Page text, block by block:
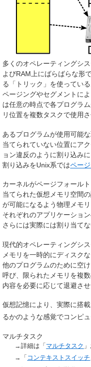
多くのオペレーティングシ
よびRAM上にばらばらな形
る「トリック」を使ってい
ページングやセグメントに
は任意の時点で各プログラ
リ位置を複数タスクで使用
あるプログラムが使用可能
当てられていない位置にア
ョン違反のように割り込み
割り込みをUnix系ではペー
カーネルがページフォール
当てられた仮想メモリ空間
が可能になるよう物理メモ
それぞれのアプリケーショ
さらには実際には割り当て
現代的オペレーティングシ
メモリを一時的にディスク
他のプログラムのために空
呼び、限られたメモリを複
内容を必要に応じて退避さ
仮想記憶により、実際に搭
るかのような感覚でコンピ
マルチタスク
→詳細は「 マルチタスク
→「 コンテキストスイッチ